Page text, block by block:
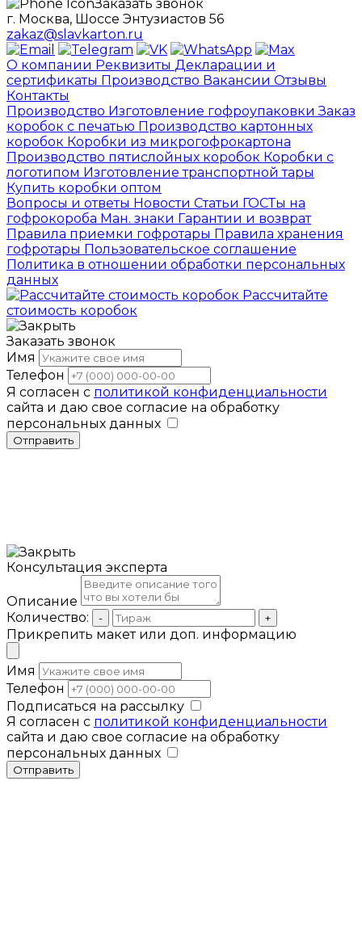
Заказать звонок
г. Москва, Шоссе Энтузиастов 56
zakaz@slavkarton.ru
О компании Реквизиты Декларации и
сертификаты Производство Вакансии Отзывы
Контакты
Производство Изготовление гофроупаковкиЗаказ
коробок с печатью Производство картонных
коробок Коробки из микрогофрокартона
Производство пятислойных коробок Коробки с
логотипом Изготовление транспортной тары
Купить коробки оптом
Вопросы и ответы Новости Статьи ГОСТы на
гофрокороба Ман. знаки Гарантии и возврат
Правила приемки гофротары Правила хранения
гофротары Пользовательское соглашение
Политика в отношении обработки персональных
данных
Рассчитайте
стоимость коробок
Заказать звонок
Имя
Телефон
Я согласен с политикой конфиденциальности
сайта и даю свое согласие на обработку
персональных данных
Отправить
Консультация эксперта
Описание
Количество:
- +
Прикрепить макет или доп. информацию
Имя
Телефон
Подписаться на рассылку
Я согласен с политикой конфиденциальности
сайта и даю свое согласие на обработку
персональных данных
Отправить